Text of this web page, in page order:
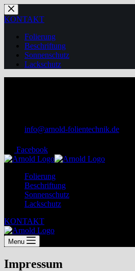
Zum
Inhalt
KONTAKT
Folierung
Beschriftung
Sonnenschutz
Lackschutz
info@arnold-folientechnik.de
Facebook
Folierung
Beschriftung
Sonnenschutz
Lackschutz
KONTAKT
Menu
Impressum